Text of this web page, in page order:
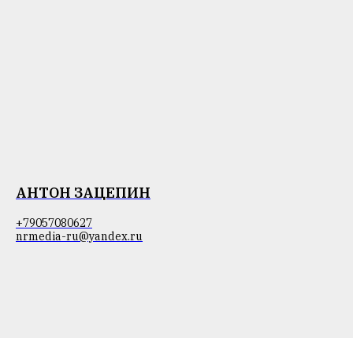
АНТОН ЗАЦЕПИН
+79057080627
nrmedia-ru@yandex.ru